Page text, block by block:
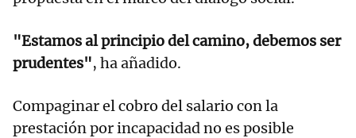
"Estamos al principio del camino, debemos ser
prudentes", ha añadido.
Compaginar el cobro del salario con la
prestación por incapacidad no es posible